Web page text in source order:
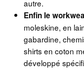
autre.
Enfin le
moleskine, en
gabardine,
shirts en coton
développé